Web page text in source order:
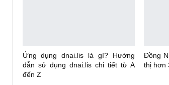
Ứng dụng dnai.lis là gì? Hướng
dẫn sử dụng dnai.lis chi tiết từ A
đến Z
Đồng
thị hơn